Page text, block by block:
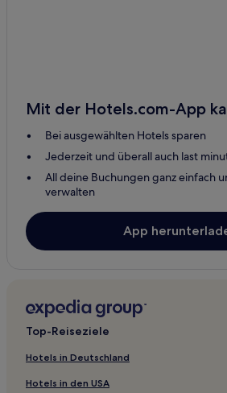
Hotels mit Parkplatz in Pelham
Hotels mit Fitnessbereich in Pelham
Hotels mit inbegriffenem Frühstück in
Günstige in Pelham
2-Sterne-Hotels in Pelham
Business in Pelham
Hotels mit Parkplatz in Leeds
Hotels mit inbegriffenem Frühstück in
Günstige in Leeds
2-Sterne-Hotels in Leeds
Mit der Hotels.com-App
Bei ausgewählten Hotels sparen
Jederzeit und überall auch last
All deine Buchungen ganz einfach
verwalten
App
Top-Reiseziele
Hotels in Deutschland
Hotels in den USA